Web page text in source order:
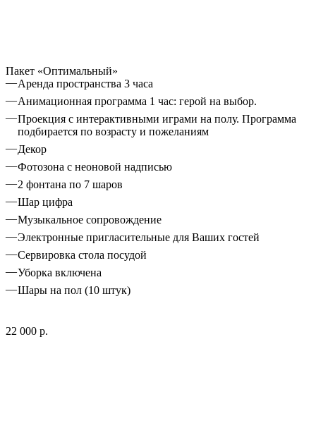
Пакет «Оптимальный»
Аренда пространства 3 часа
Анимационная программа 1 час: герой на выбор.
Проекция с интерактивными играми на полу. Программа
подбирается по возрасту и пожеланиям
Декор
Фотозона с неоновой надписью
2 фонтана по 7 шаров
Шар цифра
Музыкальное сопровождение
Электронные пригласительные для Ваших гостей
Сервировка стола посудой
Уборка включена
Шары на пол (10 штук)
22 000 р.